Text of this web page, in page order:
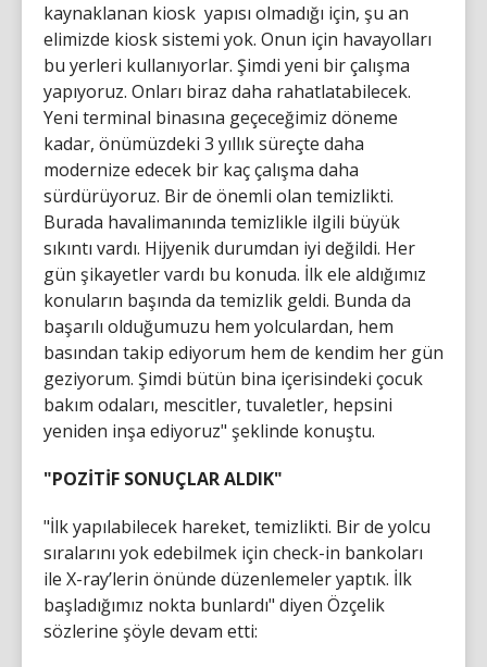
kaynaklanan kiosk yapısı olmadığı için, şu an
elimizde kiosk sistemi yok. Onun için havayolları
bu yerleri kullanıyorlar. Şimdi yeni bir çalışma
yapıyoruz. Onları biraz daha rahatlatabilecek.
Yeni terminal binasına geçeceğimiz döneme
kadar, önümüzdeki 3 yıllık süreçte daha
modernize edecek bir kaç çalışma daha
sürdürüyoruz. Bir de önemli olan temizlikti.
Burada havalimanında temizlikle ilgili büyük
sıkıntı vardı. Hijyenik durumdan iyi değildi. Her
gün şikayetler vardı bu konuda. İlk ele aldığımız
konuların başında da temizlik geldi. Bunda da
başarılı olduğumuzu hem yolculardan, hem
basından takip ediyorum hem de kendim her gün
geziyorum. Şimdi bütün bina içerisindeki çocuk
bakım odaları, mescitler, tuvaletler, hepsini
yeniden inşa ediyoruz" şeklinde konuştu.
"POZİTİF SONUÇLAR ALDIK"
"İlk yapılabilecek hareket, temizlikti. Bir de yolcu
sıralarını yok edebilmek için check-in bankoları
ile X-ray’lerin önünde düzenlemeler yaptık. İlk
başladığımız nokta bunlardı" diyen Özçelik
sözlerine şöyle devam etti: